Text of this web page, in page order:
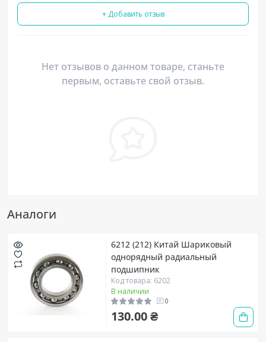
+ Добавить отзыв
Нет отзывов о данном товаре, станьте
первым, оставьте свой отзыв.
Аналоги
6212 (212) Китай Шариковый
однорядный радиальный
подшипник
Код товара: 6202
В наличии
0
130.00 ₴